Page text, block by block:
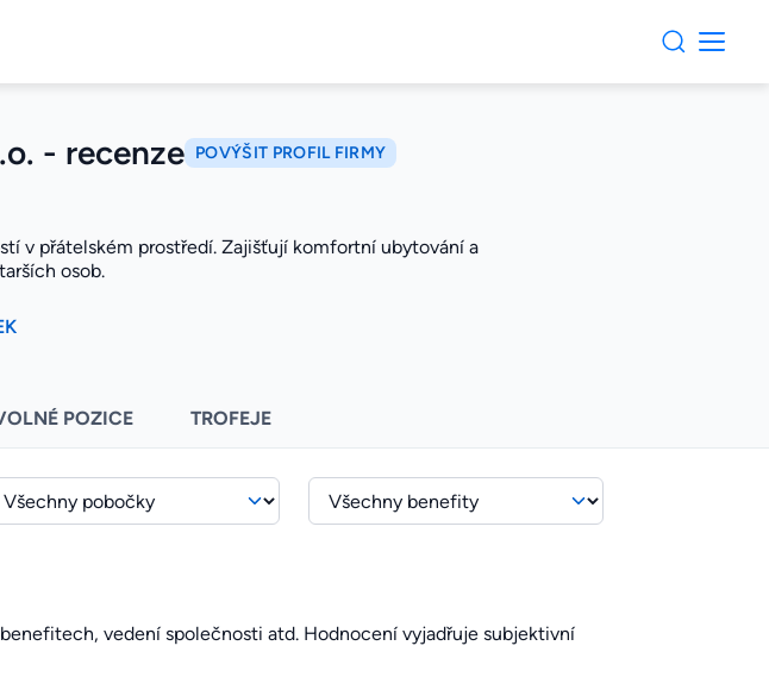
- recenze POVÝŠIT PROFIL FIRMY
v přátelském prostředí. Zajišťují komfortní ubytování a
osob.
POZICE TROFEJE
vedení společnosti atd. Hodnocení vyjadřuje subjektivní